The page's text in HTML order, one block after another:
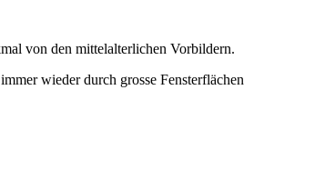
von den mittelalterlichen Vorbildern.
wieder durch grosse Fensterflächen